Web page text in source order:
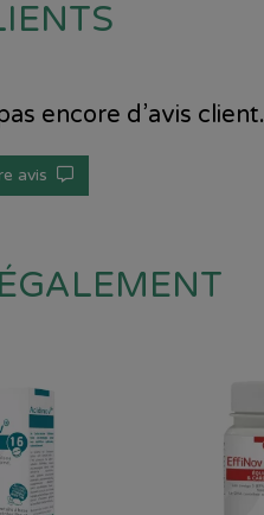
encore d’avis client.
avis